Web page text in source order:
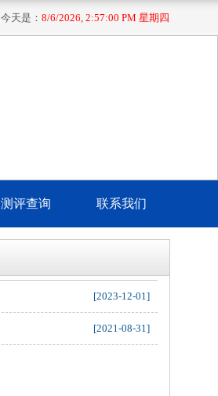
今天是： 8/6/2026, 2:57:00 PM 星期四
测评查询 联系我们
[2023-12-01]
[2021-08-31]